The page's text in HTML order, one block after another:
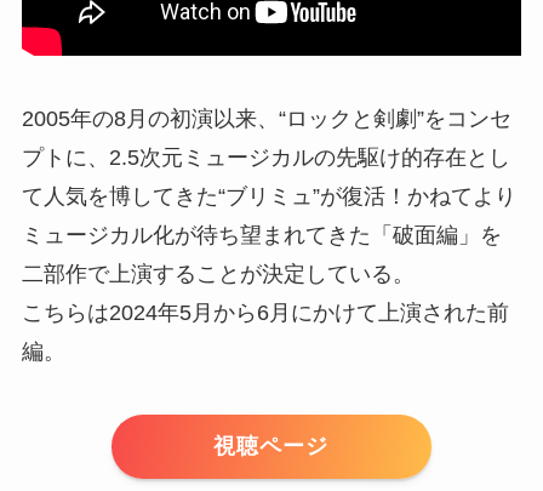
2005年の8月の初演以来、“ロックと剣劇”をコンセ
プトに、2.5次元ミュージカルの先駆け的存在とし
て人気を博してきた“ブリミュ”が復活！かねてより
ミュージカル化が待ち望まれてきた「破面編」を
二部作で上演することが決定している。
こちらは2024年5月から6月にかけて上演された前
編。
視聴ページ